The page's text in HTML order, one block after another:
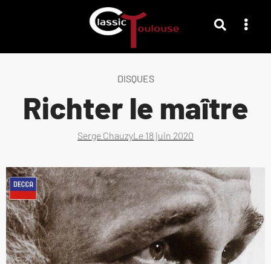
DISQUES
Richter le maître
Serge ChauzyLe 18 juin 2020